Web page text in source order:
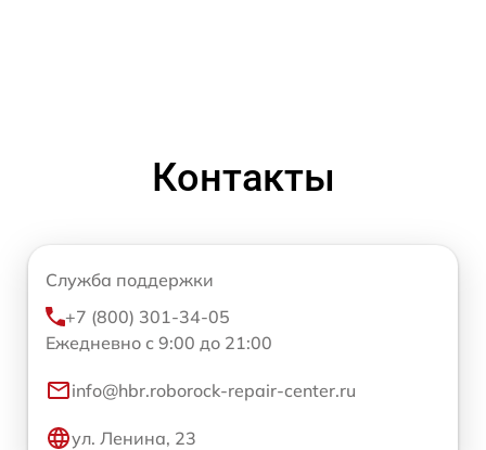
Контакты
Служба поддержки
+7 (800) 301-34-05
Ежедневно с 9:00 до 21:00
info@hbr.roborock-repair-center.ru
ул. Ленина, 23